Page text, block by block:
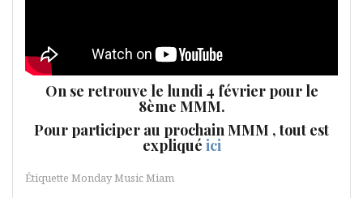
On se retrouve le lundi 4 février pour le
8ème MMM.
Pour participer au prochain MMM , tout est
expliqué ici
Étiquette Monday Music Miam